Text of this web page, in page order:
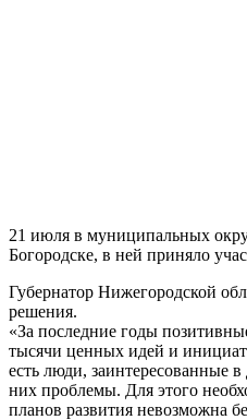
21 июля в муниципальных
Богородске, в ней приняло
Губернатор Нижегородской
решения.
«За последние годы
тысячи ценных идей и
есть люди, заинтересованные
них проблемы. Для этого
планов развития невозможна